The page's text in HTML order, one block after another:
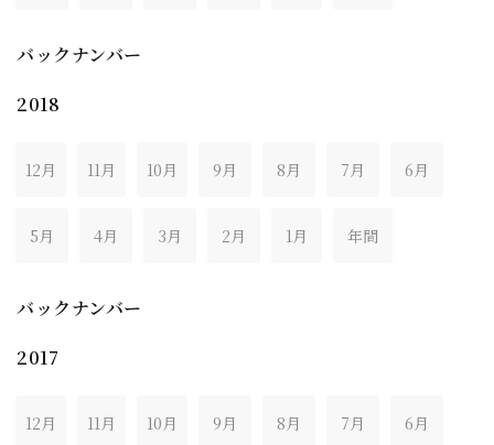
バックナンバー
2018
12月 11月 10月 9月 8月 7月 6月
5月 4月 3月 2月 1月 年間
バックナンバー
2017
12月 11月 10月 9月 8月 7月 6月